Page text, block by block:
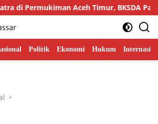
Permukiman Aceh Timur, BKSDA Pasang
Politik Ekonomi Hukum